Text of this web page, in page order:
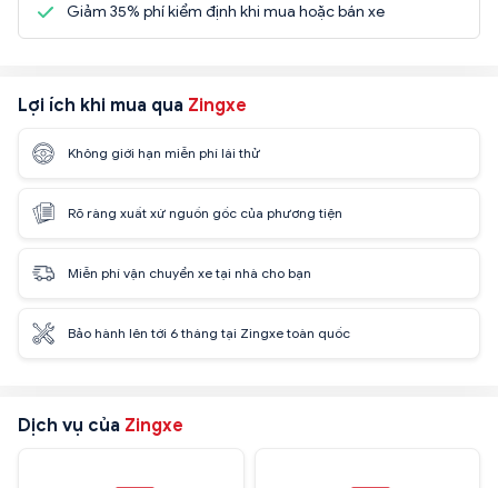
Giảm 35% phí kiểm định khi mua hoặc bán xe
Lợi ích khi mua qua Zingxe
Không giới hạn miễn phí lái thử
Rõ ràng xuất xứ nguồn gốc của phương tiện
Miễn phí vận chuyển xe tại nhà cho bạn
Bảo hành lên tới 6 tháng tại Zingxe toàn quốc
Dịch vụ của Zingxe